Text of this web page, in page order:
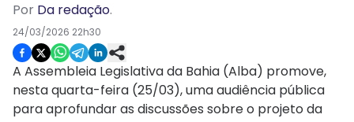
Por Da redação.
24/03/2026 22h30
A Assembleia Legislativa da Bahia (Alba) promove,
nesta quarta-feira (25/03), uma audiência pública
para aprofundar as discussões sobre o projeto da